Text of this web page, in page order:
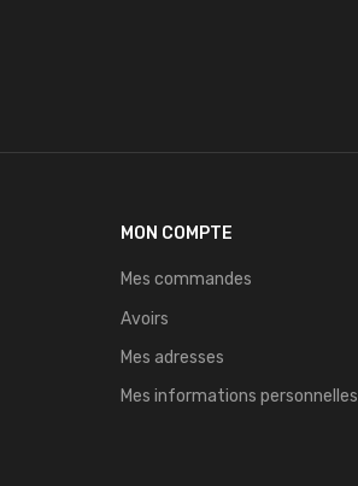
MON COMPTE
Mes commandes
Avoirs
Mes adresses
Mes informations personnelles